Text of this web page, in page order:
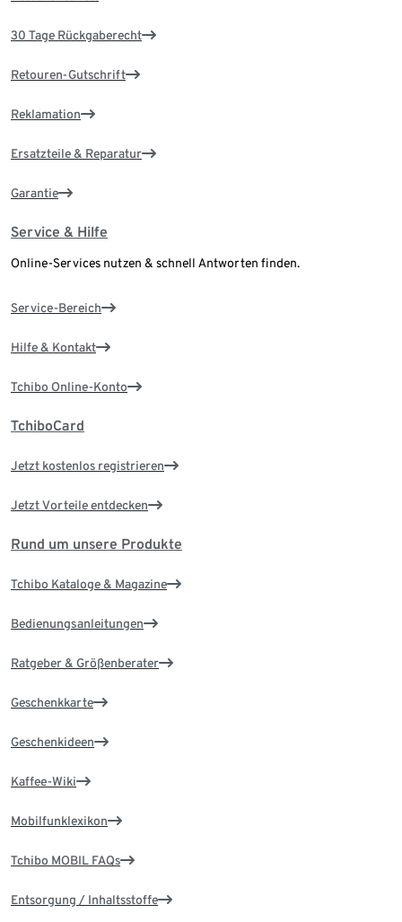
30 Tage Rückgaberecht
Retouren-Gutschrift
Reklamation
Ersatzteile & Reparatur
Garantie
Service & Hilfe
Online-Services nutzen & schnell Antworten finden.
Service-Bereich
Hilfe & Kontakt
Tchibo Online-Konto
TchiboCard
Jetzt kostenlos registrieren
Jetzt Vorteile entdecken
Rund um unsere Produkte
Tchibo Kataloge & Magazine
Bedienungsanleitungen
Ratgeber & Größenberater
Geschenkkarte
Geschenkideen
Kaffee-Wiki
Mobilfunklexikon
Tchibo MOBIL FAQs
Entsorgung / Inhaltsstoffe